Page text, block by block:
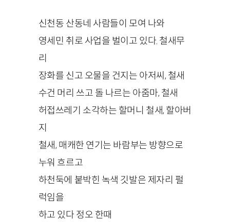
신천동 산동네 사람들이 모여 나와
영세민 취로 사업을 벌이고 있다. 철새무
리
장화를 신고 오물을 건지는 아저씨, 철새
수건 머리 쓰고 돌 나르는 아줌마, 철새
허접쓰레기 소각하는 할머니 철새, 할아버
지
철새, 매캐한 연기는 바람부는 방향으로
누워 흐르고
하천둑에 붙박힌 녹색 깃발은 제자리 펄
럭임을
하고 있다 정오 한때